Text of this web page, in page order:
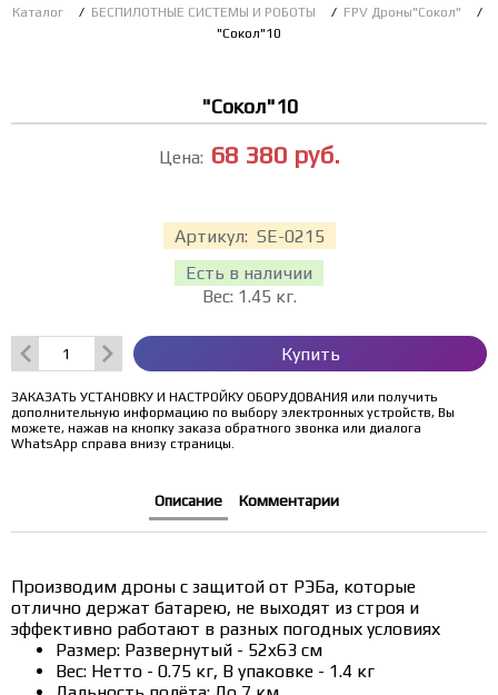
Каталог / БЕСПИЛОТНЫЕ СИСТЕМЫ И РОБОТЫ / FPV Дроны"Сокол"
/
"Сокол"10
"Сокол"10
Артикул: SE-0215
Есть в наличии
Вес: 1.45 кг.
Цена: 68 380 руб.
Купить
ЗАКАЗАТЬ УСТАНОВКУ И НАСТРОЙКУ ОБОРУДОВАНИЯ или получить
дополнительную информацию по выбору электронных устройств, Вы
можете, нажав на кнопку заказа обратного звонка или диалога
WhatsApp справа внизу страницы.
Описание Комментарии
Производим дроны с защитой от РЭБа, которые
отлично держат батарею, не выходят из строя и
эффективно работают в разных погодных условиях
Размер: Развернутый - 52x63 см
Вес: Нетто - 0.75 кг, В упаковке - 1.4 кг